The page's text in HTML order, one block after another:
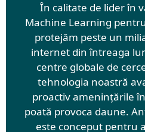
În calitate de lider în
Machine Learning
protejăm peste un
internet din întreaga
centre globale de
tehnologia noastră
proactiv amenințările
poată provoca daune.
este conceput pentru